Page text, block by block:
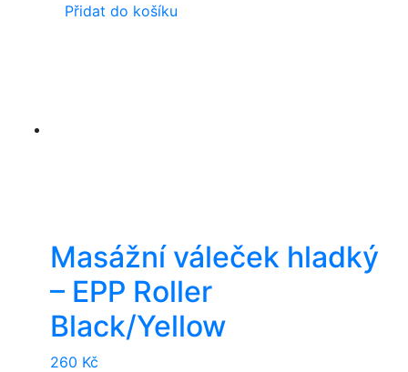
Přidat do košíku
Masážní váleček hladký
– EPP Roller
Black/Yellow
260 Kč